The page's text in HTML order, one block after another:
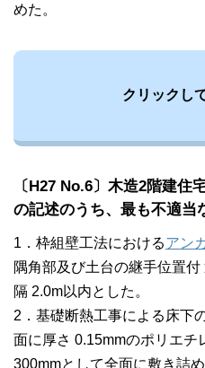
めた。
クリックし
〔H27 No.6〕木造2階建住
の記述のうち、最も不適当
1．枠組壁工法におけるアン
隅角部及び土台の継手位置
隔 2.0m以内とした。
2．基礎断熱工事による床下
面に厚さ 0.15mmのポリエチ
300mmとして全面に敷き詰め